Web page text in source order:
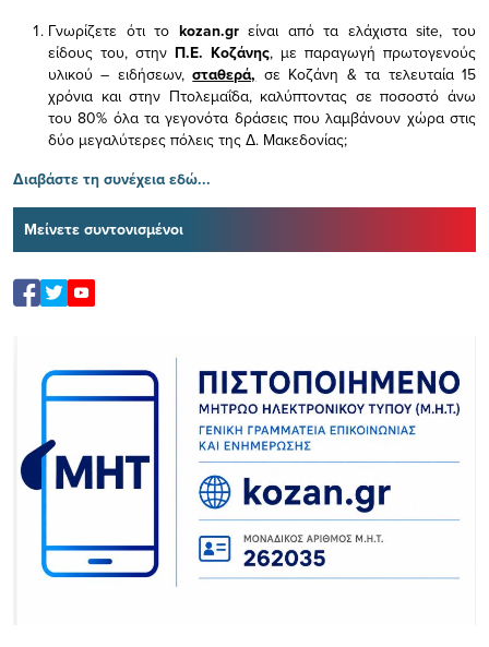
Γνωρίζετε ότι το kozan.gr είναι από τα ελάχισταsite, του
είδους του, στην Π.Ε. Κοζάνης, με παραγωγή πρωτογενούς
υλικού – ειδήσεων,σταθερά, σε Κοζάνη & τα τελευταία 15
χρόνια και στην Πτολεμαΐδα, καλύπτοντας σε ποσοστό άνω
του 80% όλα τα γεγονότα δράσεις που λαμβάνουν χώρα στις
δύο μεγαλύτερες πόλεις της Δ. Μακεδονίας;
Διαβάστε τη συνέχεια εδώ...
Μείνετε συντονισμένοι